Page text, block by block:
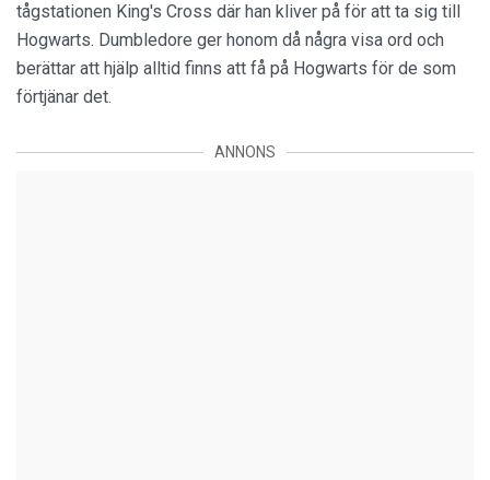
tågstationen King's Cross där han kliver på för att ta sig till
Hogwarts. Dumbledore ger honom då några visa ord och
berättar att hjälp alltid finns att få på Hogwarts för de som
förtjänar det.
ANNONS